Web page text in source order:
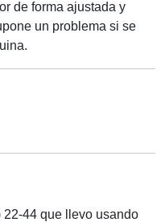
de forma ajustada y
un problema si se
22-44 que llevo usando